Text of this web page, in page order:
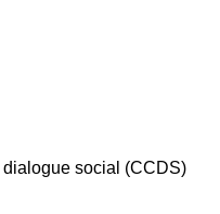
social (CCDS)